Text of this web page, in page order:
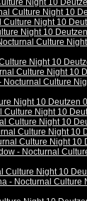
Night 10
Culture Night 10
Culture Night 10
Night 10
Culture
Night 10
Culture Night 10
Nocturnal Culture
Night 10 Deutzen
Culture Night 10
Culture Night 10
Culture Night 10
Culture Night 10
- Nocturnal
Culture Night 10
- Nocturnal Culture